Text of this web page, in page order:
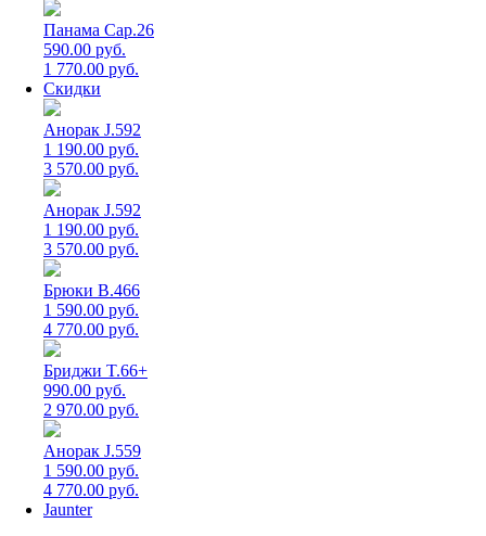
Панама Cap.26
590.00 руб.
1 770.00 руб.
Скидки
Анорак J.592
1 190.00 руб.
3 570.00 руб.
Анорак J.592
1 190.00 руб.
3 570.00 руб.
Брюки B.466
1 590.00 руб.
4 770.00 руб.
Бриджи T.66+
990.00 руб.
2 970.00 руб.
Анорак J.559
1 590.00 руб.
4 770.00 руб.
Jaunter